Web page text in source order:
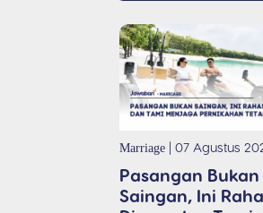
Marriage | 07 Agustus
Pasangan Bukan
Saingan, Ini